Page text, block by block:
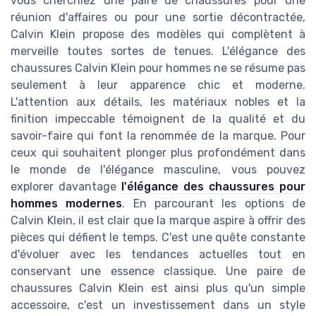
réunion d'affaires ou pour une sortie décontractée,
Calvin Klein propose des modèles qui complètent à
merveille toutes sortes de tenues. L'élégance des
chaussures Calvin Klein pour hommes ne se résume pas
seulement à leur apparence chic et moderne.
L'attention aux détails, les matériaux nobles et la
finition impeccable témoignent de la qualité et du
savoir-faire qui font la renommée de la marque. Pour
ceux qui souhaitent plonger plus profondément dans
le monde de l'élégance masculine, vous pouvez
explorer davantage l'élégance des chaussures pour
hommes modernes. En parcourant les options de
Calvin Klein, il est clair que la marque aspire à offrir des
pièces qui défient le temps. C'est une quête constante
d'évoluer avec les tendances actuelles tout en
conservant une essence classique. Une paire de
chaussures Calvin Klein est ainsi plus qu'un simple
accessoire, c'est un investissement dans un style